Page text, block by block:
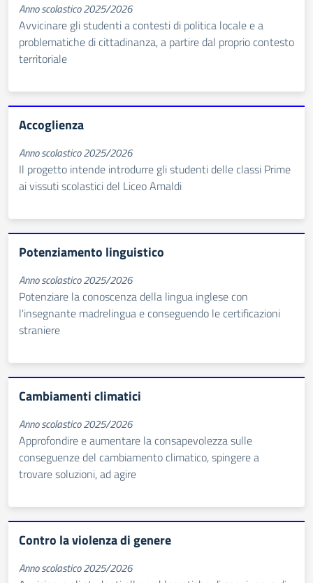
Anno scolastico 2025/2026
Avvicinare gli studenti a contesti di politica locale e a
problematiche di cittadinanza, a partire dal proprio contesto
territoriale
Accoglienza
Anno scolastico 2025/2026
Il progetto intende introdurre gli studenti delle classi Prime
ai vissuti scolastici del Liceo Amaldi
Potenziamento linguistico
Anno scolastico 2025/2026
Potenziare la conoscenza della lingua inglese con
l'insegnante madrelingua e conseguendo le certificazioni
straniere
Cambiamenti climatici
Anno scolastico 2025/2026
Approfondire e aumentare la consapevolezza sulle
conseguenze del cambiamento climatico, spingere a
trovare soluzioni, ad agire
Contro la violenza di genere
Anno scolastico 2025/2026